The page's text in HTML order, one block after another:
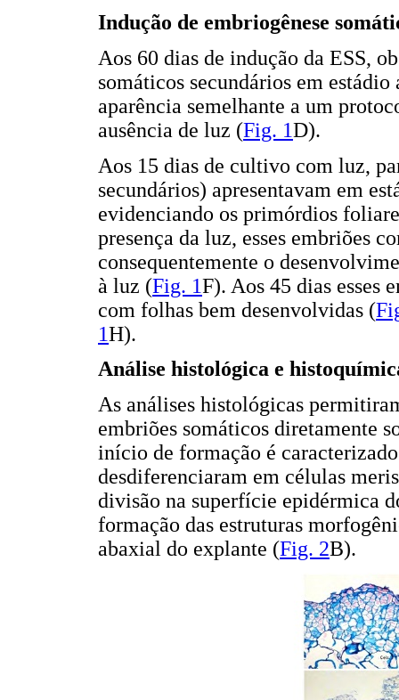
Indução de embriogênese
Aos 60 dias de indução da ESS,
somáticos secundários em
aparência semelhante a um
ausência de luz (Fig. 1D).
Aos 15 dias de cultivo com luz,
secundários) apresentavam em
evidenciando os primórdios
presença da luz, esses embriões
consequentemente o
à luz (Fig. 1F). Aos 45 dias esses
com folhas bem desenvolvidas (
1H).
Análise histológica e
As análises histológicas
embriões somáticos diretamente
início de formação é
desdiferenciaram em células
divisão na superfície epidérmica
formação das estruturas
abaxial do explante (Fig. 2B).